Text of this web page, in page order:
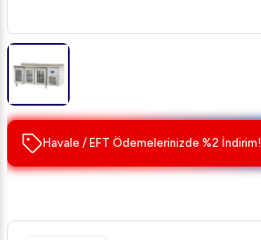
Havale / EFT Ödemelerinizde %2 İndirim!